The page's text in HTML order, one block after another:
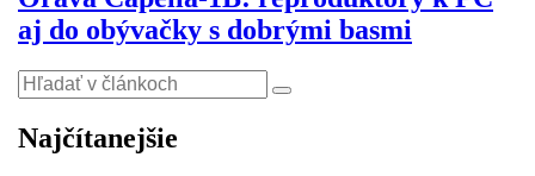
aj do obývačky s dobrými basmi
Najčítanejšie